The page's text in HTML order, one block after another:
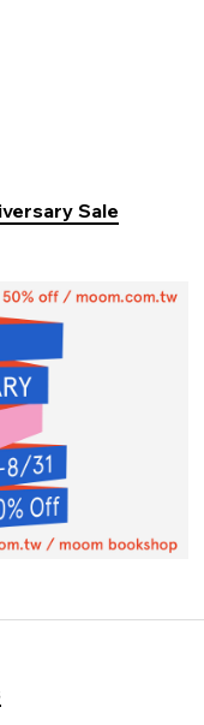
Sale